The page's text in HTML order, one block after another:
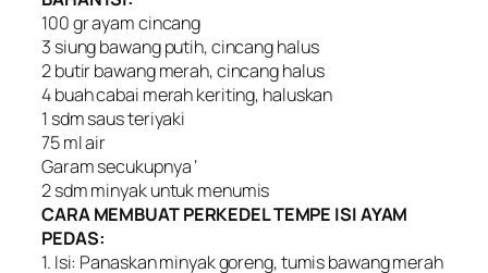
100 gr ayam cincang
3 siung bawang putih, cincang halus
2 butir bawang merah, cincang halus
4 buah cabai merah keriting, haluskan
1 sdm saus teriyaki
75 ml air
Garam secukupnya ‘
2 sdm minyak untuk menumis
CARA MEMBUAT PERKEDEL TEMPE ISI AYAM
PEDAS:
1. Isi: Panaskan minyak goreng, tumis bawang merah